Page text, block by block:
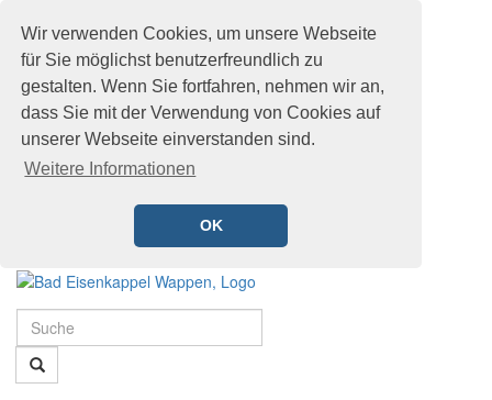
Wir verwenden Cookies, um unsere Webseite
für Sie möglichst benutzerfreundlich zu
gestalten. Wenn Sie fortfahren, nehmen wir an,
dass Sie mit der Verwendung von Cookies auf
unserer Webseite einverstanden sind.
Weitere Informationen
OK
Schnellmenü
Zur
springen,
Accesskey
Zur
Suche
Suche